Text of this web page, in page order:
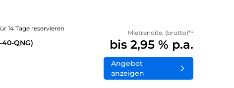
14 Tage reservieren
QNG)
Mietrendite: (brutto)*¹
bis 2,95 % p.a.
Angebot
anzeigen